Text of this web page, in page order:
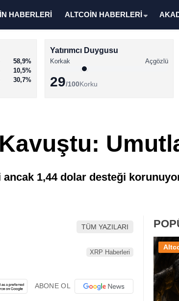
HABERLERİ ALTCOİN HABERLERİ
58,9%
10,5%
30,7%
Yatırımcı Duygusu
Korkak Açgözlü
29/100Korku
1,44 dolar desteği
TÜM YAZILARI
XRP Haberleri
ABONE OL